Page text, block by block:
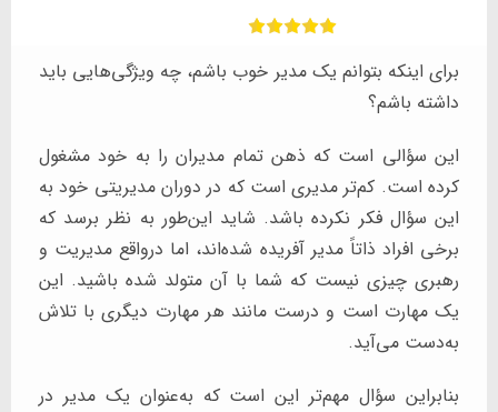
برای اینکه بتوانم یک مدیر خوب باشم، چه ویژگی‌هایی باید
داشته باشم؟
این سؤالی است که ذهن تمام مدیران را به خود مشغول
کرده است. کم‌تر مدیری است که در دوران مدیریتی خود به
این سؤال فکر نکرده باشد. شاید این‌طور به نظر برسد که
برخی افراد ذاتاً مدیر آفریده شده‌اند، اما درواقع مدیریت و
رهبری چیزی نیست که شما با آن متولد شده باشید. این
یک مهارت است و درست مانند هر مهارت دیگری با تلاش
به‌دست می‌آید.
بنابراین سؤال مهم‌تر این است که به‌عنوان یک مدیر در